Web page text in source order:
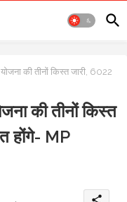
की तीनों किस्त जारी, 6022
की तीनों किस्त
होंगे- MP